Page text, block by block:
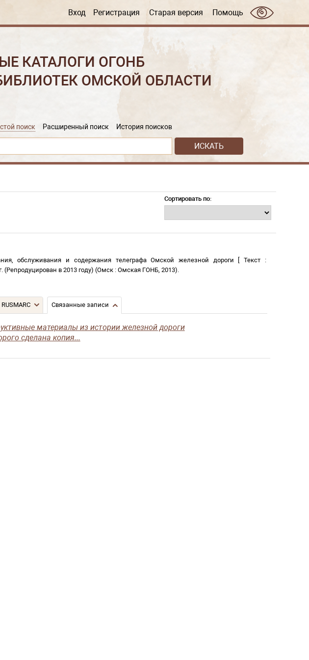
Вход Регистрация Старая версия Помощь
КАТАЛОГИ ОГОНБ
ОМСКОЙ ОБЛАСТИ
поиск Расширенный поиск История поисков
Сортировать по:
обслуживания и содержания телеграфа Омской железной дороги
Текст :
(Репродуцирован в 2013 году) (Омск : Омская ГОНБ, 2013).
RUSMARC Связанные записи
материалы из истории железной дороги
сделана копия...